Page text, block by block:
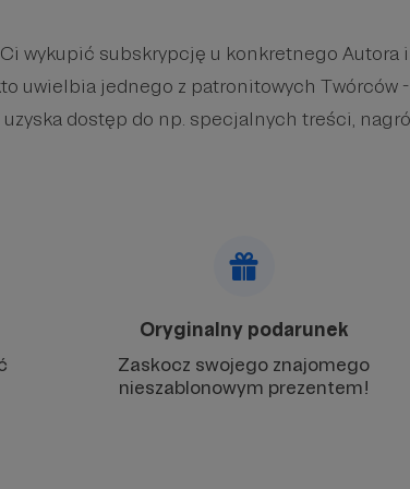
wykupić subskrypcję u konkretnego Autora
uwielbia jednego z patronitowych Twórców
dostęp do np. specjalnych treści,
Oryginalny podarunek
Zaskocz swojego znajomego
nieszablonowym prezentem!